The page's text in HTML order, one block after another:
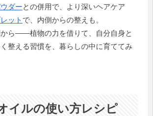
ダーとの併用で、より深いヘアケア
ット で、内側からの整えも。
ら——植物の力を借りて、自分自身と
整える習慣を、暮らしの中に育ててみ
イルの使い方レシピ